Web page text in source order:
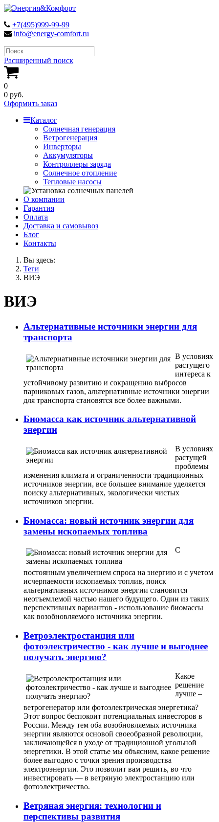
+7(495)999-99-99
info@energy-comfort.ru
Расширенный поиск
0
0 руб.
Оформить заказ
Каталог
Солнечная генерация
Ветрогенерация
Инверторы
Аккумуляторы
Контроллеры заряда
Солнечное отопление
Тепловые насосы
О компании
Гарантия
Оплата
Доставка и самовывоз
Блог
Контакты
Вы здесь:
Теги
ВИЭ
ВИЭ
Альтернативные источники энергии для
транспорта
В условиях
растущего
интереса к
устойчивому развитию и сокращению выбросов
парниковых газов, альтернативные источники энергии
для транспорта становятся все более важными.
Биомасса как источник альтернативной
энергии
В условиях
растущей
проблемы
изменения климата и ограниченности традиционных
источников энергии, все большее внимание уделяется
поиску альтернативных, экологически чистых
источников энергии.
Биомасса: новый источник энергии для
замены ископаемых топлива
С
постоянным увеличением спроса на энергию и с учетом
исчерпаемости ископаемых топлив, поиск
альтернативных источников энергии становится
неотъемлемой частью нашего будущего. Один из таких
перспективных вариантов - использование биомассы
как возобновляемого источника энергии.
Ветроэлектростанция или
фотоэлектричество - как лучше и выгоднее
получать энергию?
Какое
решение
лучше –
ветрогенератор или фотоэлектрическая энергетика?
Этот вопрос беспокоит потенциальных инвесторов в
России. Между тем оба возобновляемых источника
энергии являются основой своеобразной революции,
заключающейся в уходе от традиционной угольной
энергетики. В этой статье мы объясним, какое решение
более выгодно с точки зрения производства
электроэнергии. Это позволит вам решить, во что
инвестировать — в ветряную электростанцию ​​или
фотоэлектричество.
Ветряная энергия: технологии и
перспективы развития